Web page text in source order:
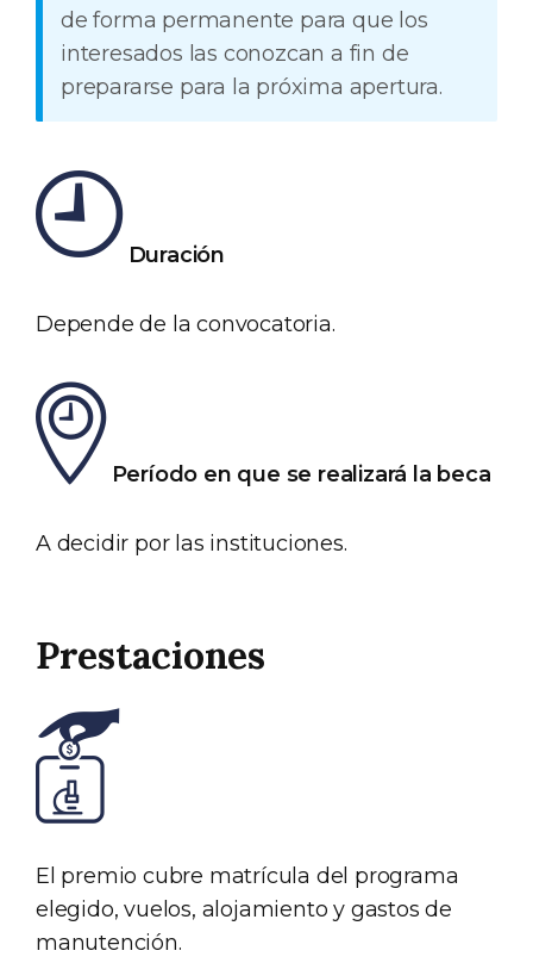
de forma permanente para que los
interesados las conozcan a fin de
prepararse para la próxima apertura.
Duración
Depende de la convocatoria.
Período en que se realizará la beca
A decidir por las instituciones.
Prestaciones
El premio cubre matrícula del programa
elegido, vuelos, alojamiento y gastos de
manutención.